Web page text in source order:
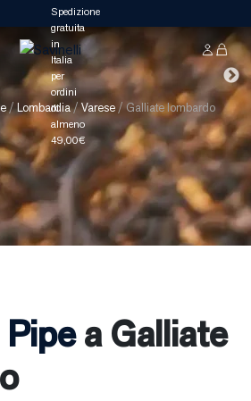
/Lombardia/Varese /Galliate lombardo
Pipea Galliate